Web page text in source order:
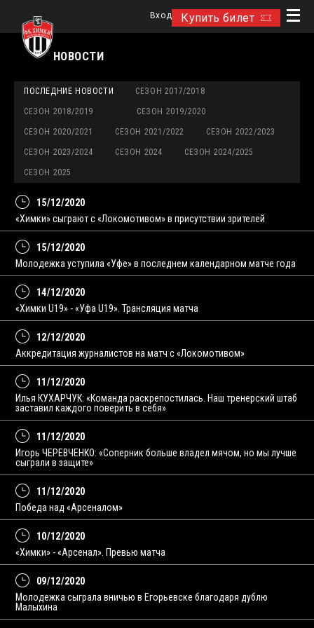
Купить билет
Вход
НОВОСТИ
ПОСЛЕДНИЕ НОВОСТИ СЕЗОН 2017/2018
СЕЗОН 2018/2019 СЕЗОН 2019/2020
СЕЗОН 2020/2021 СЕЗОН 2021/2022 СЕЗОН 2022/2023
СЕЗОН 2023/2024 СЕЗОН 2024 СЕЗОН 2024/2025
СЕЗОН 2025
15/12/2020
«Химки» сыграют с «Локомотивом» в присутствии зрителей
15/12/2020
Молодежка уступила «Уфе» в последнем календарном матче года
14/12/2020
«Химки U19» - «Уфа U19». Трансляция матча
12/12/2020
Аккредитация журналистов на матч с «Локомотивом»
11/12/2020
Илья КУХАРЧУК: «Команда раскрепостилась. Наш тренерский штаб
заставил каждого поверить в себя»
11/12/2020
Игорь ЧЕРЕВЧЕНКО: «Соперник больше владел мячом, но мы лучше
сыграли в защите»
11/12/2020
Победа над «Арсеналом»
10/12/2020
«Химки» - «Арсенал». Превью матча
09/12/2020
Молодежка сыграла вничью в Егорьевске благодаря дублю
Малыхина